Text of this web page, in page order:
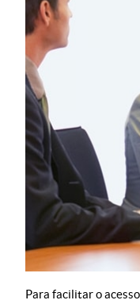
Para facilitar o